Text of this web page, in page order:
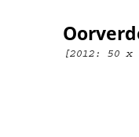
[2012: 50 x